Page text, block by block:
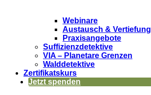
Webinare
Austausch & Vertiefung
Praxisangebote
Suffizienzdetektive
VIA – Planetare Grenzen
Walddetektive
Zertifikatskurs
Jetzt spenden